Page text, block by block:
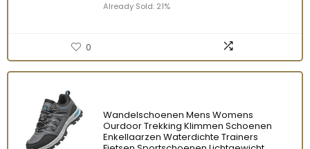
Already Sold: 21%
0
Wandelschoenen Mens Womens
Ourdoor Trekking Klimmen Schoenen
Enkellaarzen Waterdichte Trainers